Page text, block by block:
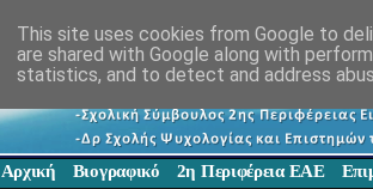
Αρχική Βιογραφικό 2η Περιφέρεια ΕΑΕ
This site uses cookies from Google to
are shared with Google along with
statistics, and to detect and address